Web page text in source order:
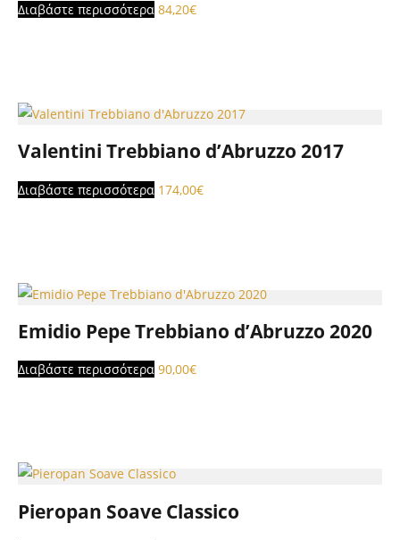
Διαβάστε περισσότερα 84,20€
Valentini Trebbiano d’Abruzzo 2017
Διαβάστε περισσότερα 174,00€
Emidio Pepe Trebbiano d’Abruzzo 2020
Διαβάστε περισσότερα 90,00€
Pieropan Soave Classico